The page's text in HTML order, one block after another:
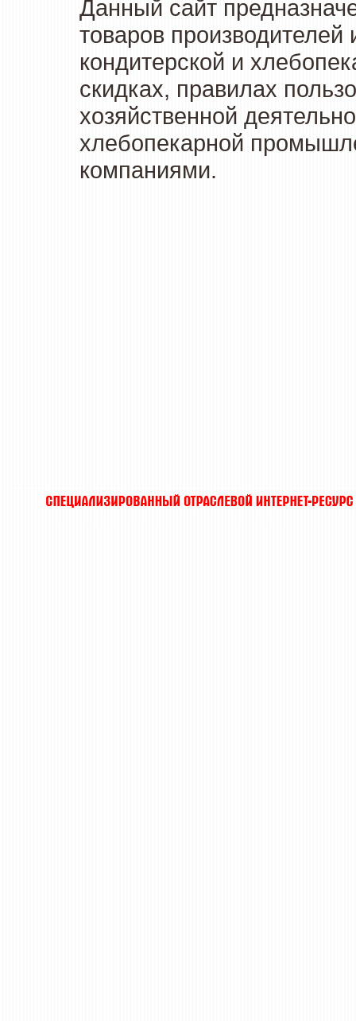
Данный сайт
товаров
кондитерской и
скидках, правилах
хозяйственной
хлебопекарной
компаниями.